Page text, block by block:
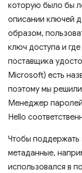
которую было бы
описании ключей
образом,
ключ доступа и
поставщика
Microsoft) есть
поэтому мы
Менеджер
Hello
Чтобы поддержать
метаданные,
использовался в